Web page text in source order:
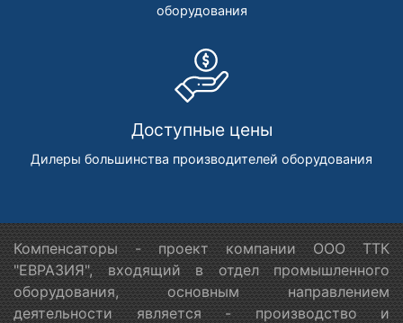
оборудования
Доступные цены
Дилеры большинства производителей оборудования
Компенсаторы - проект компании ООО ТТК
"ЕВРАЗИЯ", входящий в отдел промышленного
оборудования, основным направлением
деятельности является - производство и